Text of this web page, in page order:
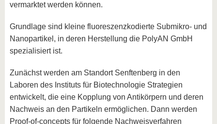
vermarktet werden können.
Grundlage sind kleine fluoreszenzkodierte Submikro- und
Nanopartikel, in deren Herstellung die PolyAN GmbH
spezialisiert ist.
Zunächst werden am Standort Senftenberg in den
Laboren des Instituts für Biotechnologie Strategien
entwickelt, die eine Kopplung von Antikörpern und deren
Nachweis an den Partikeln ermöglichen. Dann werden
Proof-of-concepts für folgende Nachweisverfahren